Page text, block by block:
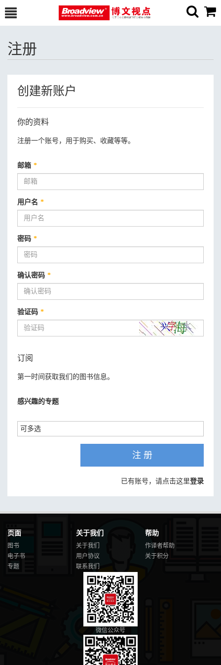
注册
创建新账户
你的资料
注册一个账号，用于购买、收藏等等。
邮箱 *
用户名 *
密码 *
确认密码 *
验证码 *
订阅
第一时间获取我们的图书信息。
感兴趣的专题
注 册
已有账号，请点击这里登录
页面
图书
电子书
专题
关于我们
关于我们
用户协议
联系我们
帮助
作译者帮助
关于积分
微信公众号